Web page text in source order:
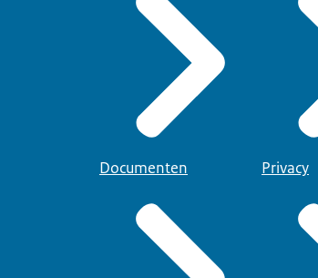
Documenten Privacy